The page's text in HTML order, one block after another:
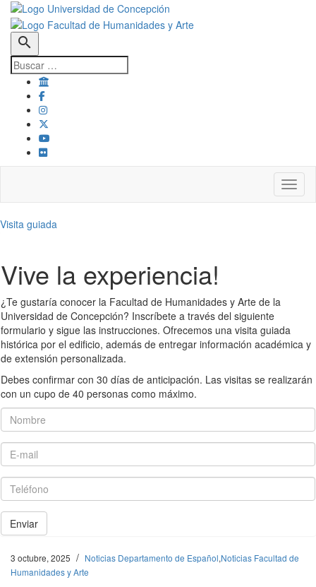
search
Visita guiada
Vive la experiencia!
¿Te gustaría conocer la Facultad de Humanidades y Arte de la
Universidad de Concepción? Inscríbete a través del siguiente
formulario y sigue las instrucciones. Ofrecemos una visita guiada
histórica por el edificio, además de entregar información académica y
de extensión personalizada.
Debes confirmar con 30 días de anticipación. Las visitas se realizarán
con un cupo de 40 personas como máximo.
Nombre
E-mail
Teléfono
Enviar
3 octubre, 2025 / Noticias Departamento de Español,Noticias Facultad de
Humanidades y Arte